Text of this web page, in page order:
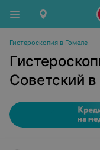
Гистероскопия в Гомеле
Советский